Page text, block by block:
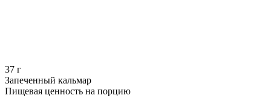
37 г
Запеченный кальмар
Пищевая ценность на порцию